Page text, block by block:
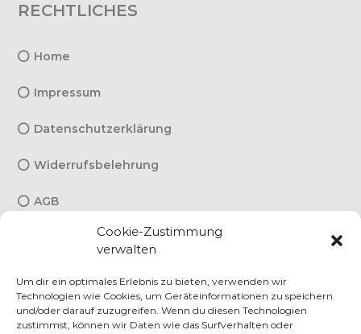
Cookie-Zustimmung
verwalten
Um dir ein optimales Erlebnis zu bieten, verwenden wir
Technologien wie Cookies, um Geräteinformationen zu speichern
und/oder darauf zuzugreifen. Wenn du diesen Technologien
zustimmst, können wir Daten wie das Surfverhalten oder
RECHTLICHES
Home
Impressum
Datenschutzerklärung
Widerrufsbelehrung
AGB
Cookie-Richtlinie (EU)